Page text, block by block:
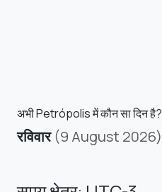
अभी Petrópolis में कौन सा दिन है?
रविवार (9 August 2026)